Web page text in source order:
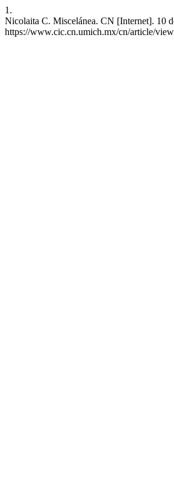
1.
Nicolaita C. Miscelánea. CN [Internet]. 10
https://www.cic.cn.umich.mx/cn/article/